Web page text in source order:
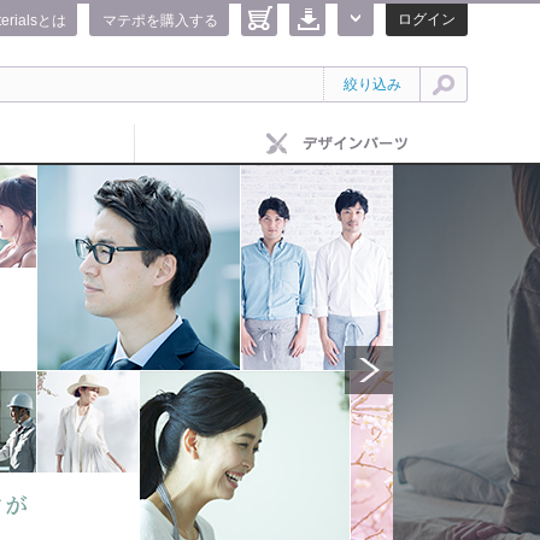
ログイン
マテポを購入する
とは
絞り込み